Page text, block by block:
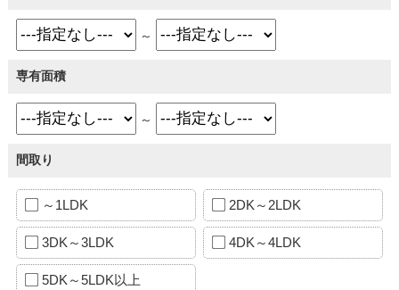
～
専有面積
～
間取り
～1LDK 2DK～2LDK
3DK～3LDK 4DK～4LDK
5DK～5LDK以上